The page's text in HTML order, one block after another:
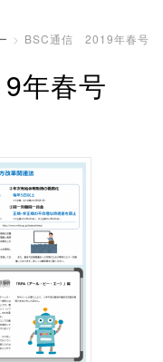
BSC通信 2019年春号
年春号